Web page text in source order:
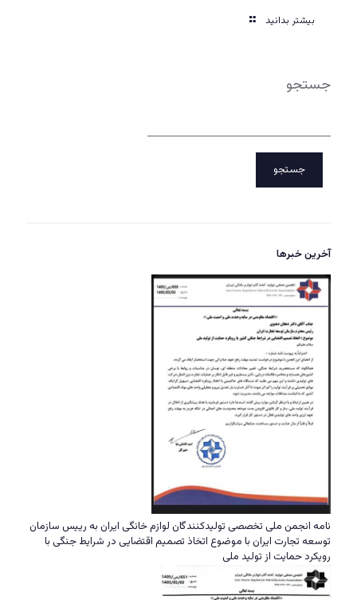
بیشتر بدانید
جستجو
جستجو
آخرین خبرها
نامه انجمن ملی تخصصی تولیدکنندگان لوازم خانگی ایران به رییس سازمان
توسعه تجارت ایران با موضوع اتخاذ تصمیم اقتضایی در شرایط جنگی با
رویکرد حمایت از تولید ملی